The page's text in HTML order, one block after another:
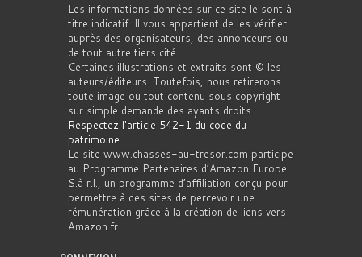
Les informations données sur ce site le sont à
titre indicatif. Il vous appartient de les vérifier
auprès des organisateurs, des annonceurs ou
de tout autre tiers cité.
Certaines illustrations et extraits sont © les
auteurs/éditeurs. Toutefois, nous retirerons
toute image ou tout contenu sous copyright
sur simple demande des ayants droits.
Respectez l'article 542-1 du code du
patrimoine.
Le site www.chasses-au-tresor.com participe
au Programme Partenaires d’Amazon Europe
S.à r.l., un programme d’affiliation conçu pour
permettre à des sites de percevoir une
rémunération grâce à la création de liens vers
Amazon.fr